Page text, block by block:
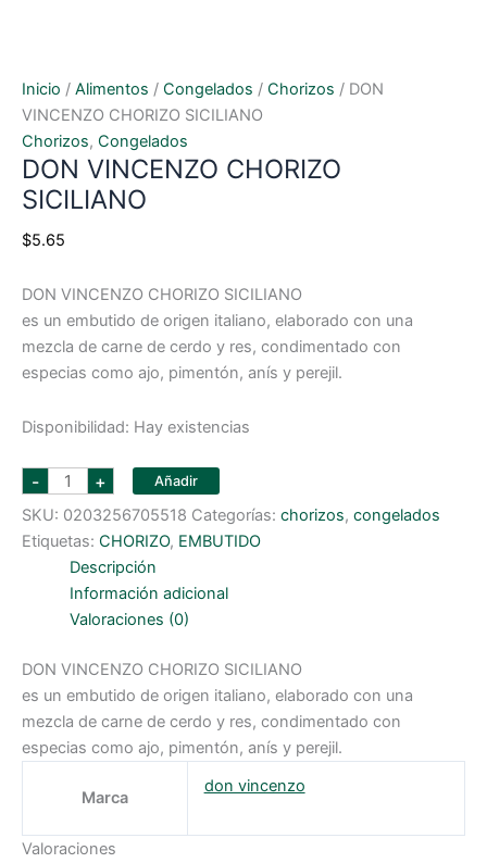
Inicio / Alimentos / Congelados / Chorizos / DON
VINCENZO CHORIZO SICILIANO
Chorizos, Congelados
DON VINCENZO CHORIZO
SICILIANO
$5.65
DON VINCENZO CHORIZO SICILIANO
es un embutido de origen italiano, elaborado con una
mezcla de carne de cerdo y res, condimentado con
especias como ajo, pimentón, anís y perejil.
Disponibilidad: Hay existencias
- DON
VINCENZO
CHORIZO
SICILIANO
cantidad
+ Añadir
SKU: 0203256705518 Categorías: chorizos, congelados
Etiquetas: CHORIZO, EMBUTIDO
Descripción
Información adicional
Valoraciones (0)
DON VINCENZO CHORIZO SICILIANO
es un embutido de origen italiano, elaborado con una
mezcla de carne de cerdo y res, condimentado con
especias como ajo, pimentón, anís y perejil.
Marca
don vincenzo
Valoraciones